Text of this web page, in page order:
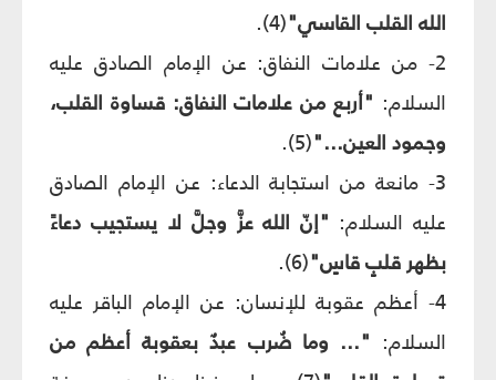
الله القلب القاسي"(4).
2- من علامات النفاق: عن الإمام الصادق عليه
السلام: "أربع من علامات النفاق: قساوة القلب،
وجمود العين..."(5).
3- مانعة من استجابة الدعاء: عن الإمام الصادق
عليه السلام: "إنّ الله عزَّ وجلَّ لا يستجيب دعاءً
بظهر قلبٍ قاسٍ"(6).
4- أعظم عقوبة للإنسان: عن الإمام الباقر عليه
السلام: "... وما ضُرب عبدٌ بعقوبة أعظم من